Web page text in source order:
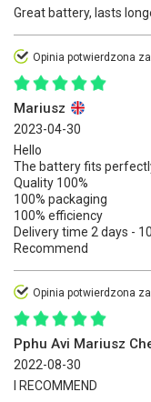
Great battery, lasts
Opinia potwierdzona
Mariusz
2023-04-30
Hello
The battery fits
Quality 100%
100% packaging
100% efficiency
Delivery time 2 days -
Recommend
Opinia potwierdzona
Pphu Avi Mariusz
2022-08-30
I RECOMMEND